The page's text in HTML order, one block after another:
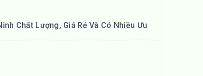
Chất Lượng, Giá Rẻ Và Có Nhiều Ưu